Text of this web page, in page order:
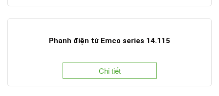
Phanh điện từ Emco series 14.115
Chi tiết